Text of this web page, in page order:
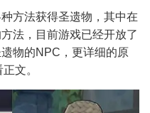
方法获得圣遗物，其中在
法，目前游戏已经开放了
物的NPC，更详细的原
文。